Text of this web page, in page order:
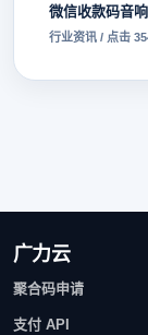
微信收款码音
行业资讯 / 点击
广力云
聚合码申请
支付 API